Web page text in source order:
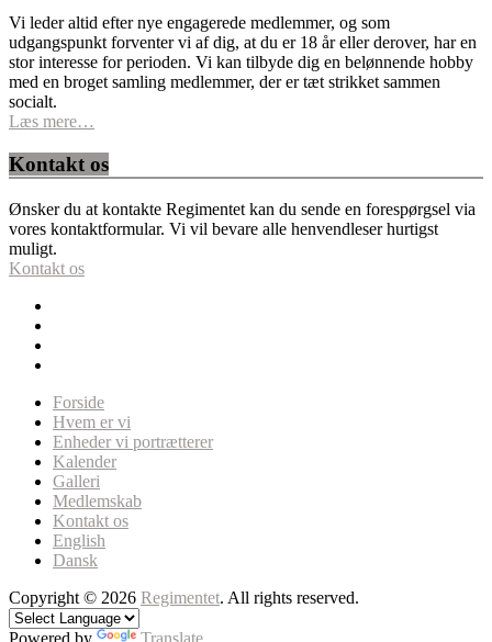
Vi leder altid efter nye engagerede medlemmer, og som
udgangspunkt forventer vi af dig, at du er 18 år eller derover, har en
stor interesse for perioden. Vi kan tilbyde dig en belønnende hobby
med en broget samling medlemmer, der er tæt strikket sammen
socialt.
Læs mere…
Kontakt os
Ønsker du at kontakte Regimentet kan du sende en forespørgsel via
vores kontaktformular. Vi vil bevare alle henvendleser hurtigst
muligt.
Kontakt os
Forside
Hvem er vi
Enheder vi portrætterer
Kalender
Galleri
Medlemskab
Kontakt os
English
Dansk
Copyright © 2026 Regimentet. All rights reserved.
Powered by Translate